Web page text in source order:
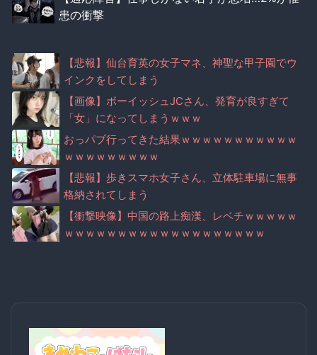
患の衝撃
【悲報】仙台育英の女子マネ、神聖な甲子園でウ
インクをしてしまう
【画像】ボーイッシュJCさん、発育が良すぎて
「女」になってしまうｗｗｗ
おっパブ行ってきた結果ｗｗｗｗｗｗｗｗｗｗｗ
ｗｗｗｗｗｗｗｗｗ
【悲報】歩きスマホ女子さん、立体駐車場に無事
格納されてしまう
【衝撃映像】中国の路上痴漢、レベチｗｗｗｗｗ
ｗｗｗｗｗｗｗｗｗｗｗｗｗｗｗｗｗｗｗ